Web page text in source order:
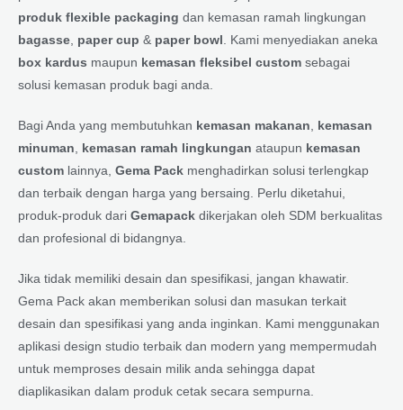
produk flexible packaging dan kemasan ramah lingkungan
bagasse paper cup & paper bowl . Kami menyediakan aneka
box kardus maupun kemasan fleksibel custom sebagai
solusi kemasan produk bagi anda.
Bagi Anda yang membutuhkan kemasan makanan
kemasan
minuman
kemasan ramah lingkungan ataupun kemasan
custom lainnya, Gema Pack menghadirkan solusi terlengkap
dan terbaik dengan harga yang bersaing. Perlu diketahui,
produk-produk dari Gemapack dikerjakan oleh SDM berkualitas
dan profesional di bidangnya.
Jika tidak memiliki desain dan spesifikasi, jangan khawatir.
Gema Pack akan memberikan solusi dan masukan terkait
desain dan spesifikasi yang anda inginkan. Kami menggunakan
aplikasi design studio terbaik dan modern yang mempermudah
untuk memproses desain milik anda sehingga dapat
diaplikasikan dalam produk cetak secara sempurna.